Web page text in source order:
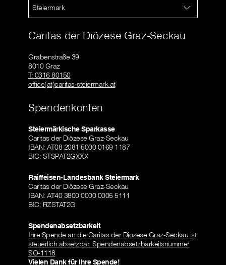
Steiermark
Caritas der Diözese Graz-Seckau
Grabenstraße 39
8010 Graz
T: 0316 80150
office(at)caritas-steiermark.at
Spendenkonten
Steiermärkische Sparkasse
Caritas der Diözese Graz-Seckau
IBAN: AT08 2081 5000 0169 1187
BIC: STSPAT2GXXX
Raiffeisen-Landesbank Steiermark
Caritas der Diözese Graz-Seckau
IBAN: AT40 3800 0000 0005 5111
BIC: RZSTAT2G
Spendenabsetzbarkeit
Ihre Spende an die Caritas der Diözese Graz-Seckau ist
steuerlich absetzbar. Spendenabsetzbarkeitsnummer
SO-1118
Vielen Dank für Ihre Spende!